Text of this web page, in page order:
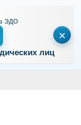
ЭДО
лиц
×